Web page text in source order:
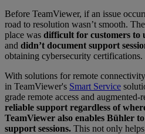
Before TeamViewer, if an issue
road to resolution wasn’t smooth. The
place was difficult for customers to
and didn’t document support
obtaining cybersecurity certifications.
With solutions for remote
in TeamViewer's Smart Service
grade remote access and augmented-
reliable support regardless of
TeamViewer also enables Bühler
support sessions. This not only